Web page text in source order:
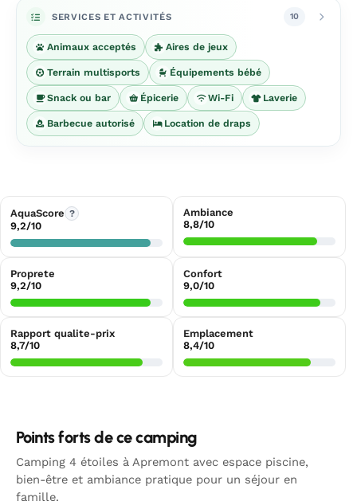
SERVICES ET ACTIVITÉS 10
Animaux acceptés Aires de jeux
Terrain multisports Équipements bébé
Snack ou bar Épicerie Wi-Fi Laverie
Barbecue autorisé Location de draps
AquaScore ?
9,2/10
Ambiance
8,8/10
Proprete
9,2/10
Confort
9,0/10
Rapport qualite-prix
8,7/10
Emplacement
8,4/10
Points forts de ce camping
Camping 4 étoiles à Apremont avec espace piscine,
bien-être et ambiance pratique pour un séjour en
famille.